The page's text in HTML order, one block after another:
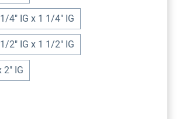
4" IG x 1 1/4" IG
2" IG x 1 1/2" IG
2" IG